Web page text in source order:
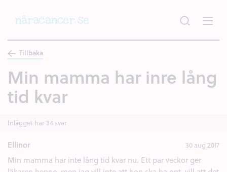
Tillbaka
Min mamma har inre lång
tid kvar
Inlägget har 34 svar
Ellinor 30 aug 2017
Min mamma har inte lång tid kvar nu. Ett par veckor ger